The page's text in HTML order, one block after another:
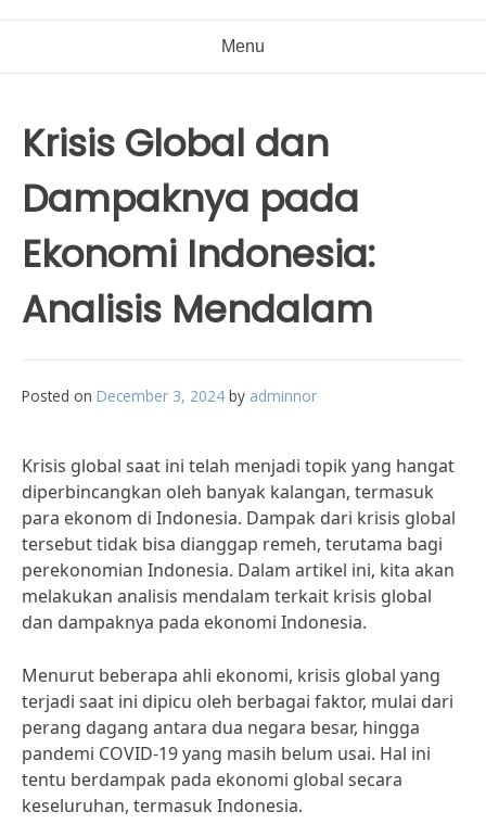
Menu
Krisis Global dan
Dampaknya pada
Ekonomi Indonesia:
Analisis Mendalam
Posted on December 3, 2024 by adminnor
Krisis global saat ini telah menjadi topik yang hangat
diperbincangkan oleh banyak kalangan, termasuk
para ekonom di Indonesia. Dampak dari krisis global
tersebut tidak bisa dianggap remeh, terutama bagi
perekonomian Indonesia. Dalam artikel ini, kita akan
melakukan analisis mendalam terkait krisis global
dan dampaknya pada ekonomi Indonesia.
Menurut beberapa ahli ekonomi, krisis global yang
terjadi saat ini dipicu oleh berbagai faktor, mulai dari
perang dagang antara dua negara besar, hingga
pandemi COVID-19 yang masih belum usai. Hal ini
tentu berdampak pada ekonomi global secara
keseluruhan, termasuk Indonesia.